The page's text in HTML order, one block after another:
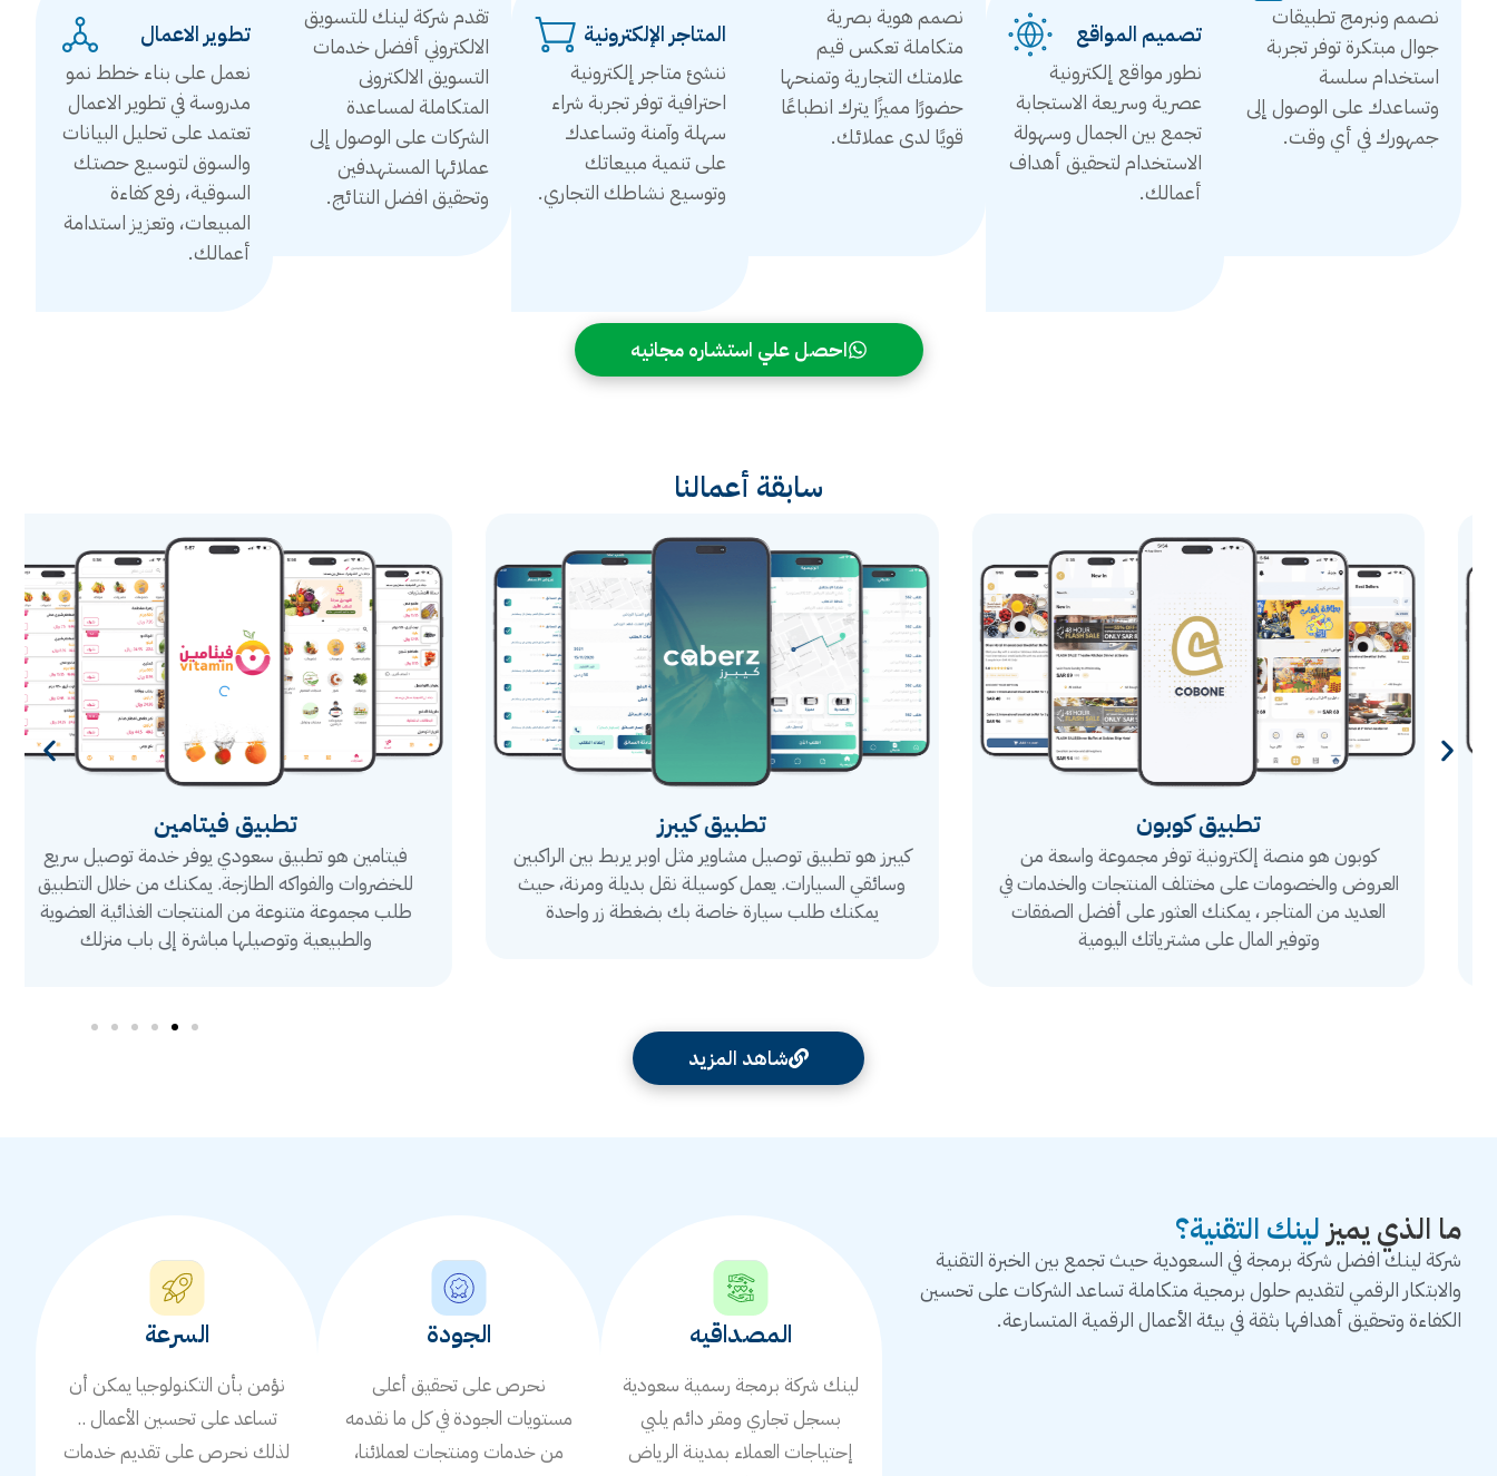
نصمم ونبرمج تطبيقات
جوال مبتكرة توفر تجربة
استخدام سلسة
وتساعدك على الوصول إلى
جمهورك في أي وقت.
تصميم المواقع
نطور مواقع إلكترونية
عصرية وسريعة الاستجابة
تجمع بين الجمال وسهولة
الاستخدام لتحقيق أهداف
أعمالك.
نصمم هوية بصرية
متكاملة تعكس قيم
علامتك التجارية وتمنحها
حضورًا مميزًا يترك انطباعًا
قويًا لدى عملائك.
المتاجر الإلكترونية
ننشئ متاجر إلكترونية
احترافية توفر تجربة شراء
سهلة وآمنة وتساعدك
على تنمية مبيعاتك
وتوسيع نشاطك التجاري.
تقدم شركة لينك للتسويق
الالكتروني أفضل خدمات
التسويق الالكترونى
المتكاملة لمساعدة
الشركات على الوصول إلى
عملائها المستهدفين
وتحقيق افضل النتائج.
تطوير الاعمال
نعمل على بناء خطط نمو
مدروسة في تطوير الاعمال
تعتمد على تحليل البيانات
والسوق لتوسيع حصتك
السوقية، رفع كفاءة
المبيعات، وتعزيز استدامة
أعمالك.
احصل علي استشاره مجانيه
سابقة أعمالنا
تطبيق كوبون
كوبون هو منصة إلكترونية توفر مجموعة واسعة من
العروض والخصومات على مختلف المنتجات والخدمات في
العديد من المتاجر ، يمكنك العثور على أفضل الصفقات
وتوفير المال على مشترياتك اليومية
تطبيق كيبرز
كيبرز هو تطبيق توصيل مشاوير مثل اوبر يربط بين الراكبين
وسائقي السيارات. يعمل كوسيلة نقل بديلة ومرنة، حيث
يمكنك طلب سيارة خاصة بك بضغطة زر واحدة
تطبيق فيتامين
فيتامين هو تطبيق سعودي يوفر خدمة توصيل سريع
للخضروات والفواكه الطازجة. يمكنك من خلال التطبيق
طلب مجموعة متنوعة من المنتجات الغذائية العضوية
والطبيعية وتوصيلها مباشرة إلى باب منزلك
شاهد المزيد
ما الذي يميز لينك التقنية؟
شركة لينك افضل شركة برمجة في السعودية حيث تجمع بين الخبرة التقنية
والابتكار الرقمي لتقديم حلول برمجية متكاملة تساعد الشركات على تحسين
الكفاءة وتحقيق أهدافها بثقة في بيئة الأعمال الرقمية المتسارعة.
المصداقيه
لينك شركة برمجة رسمية سعودية
بسجل تجاري ومقر دائم يلبي
إحتياجات العملاء بمدينة الرياض
الجودة
نحرص على تحقيق أعلى
مستويات الجودة في كل ما نقدمه
من خدمات ومنتجات لعملائنا،
السرعة
نؤمن بأن التكنولوجيا يمكن أن
تساعد على تحسين الأعمال ..
لذلك نحرص على تقديم خدمات